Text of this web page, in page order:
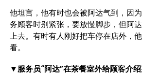
他坦言，他有时也会被阿达气到，因
务顾客时别紧张，要放慢脚步，但阿
上去。有时有人刚好把车停在店外，
看。
▼服务员“阿达”在茶餐室外给顾客介绍